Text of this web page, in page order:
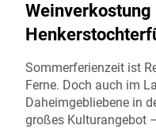
Weinverkostung
Sommerferienzeit ist
Ferne. Doch auch im
Daheimgebliebene in
großes Kulturangebot